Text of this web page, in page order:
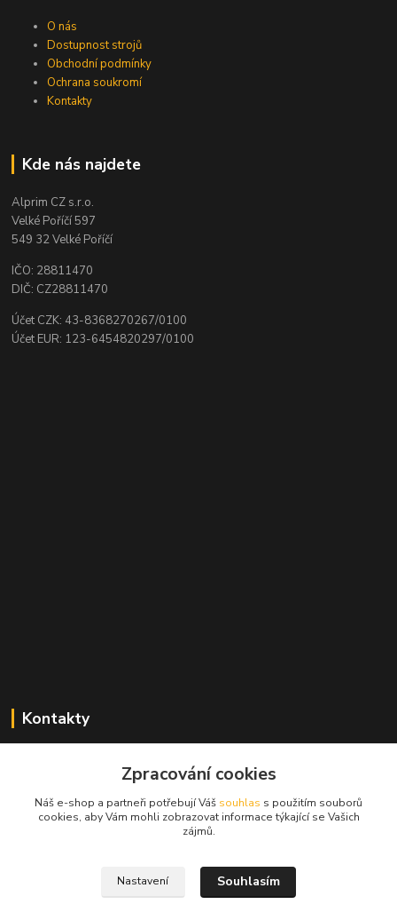
O nás
Dostupnost strojů
Obchodní podmínky
Ochrana soukromí
Kontakty
Kde nás najdete
Alprim CZ s.r.o.
Velké Poříčí 597
549 32 Velké Poříčí
IČO: 28811470
DIČ: CZ28811470
Účet CZK: 43-8368270267/0100
Účet EUR: 123-6454820297/0100
Kontakty
+420 724 134 431
prodej@alprim.cz
Zpracování cookies
Náš e-shop a partneři potřebují Váš souhlas s použitím souborů
cookies, aby Vám mohli zobrazovat informace týkající se Vašich
zájmů.
Nastavení Souhlasím